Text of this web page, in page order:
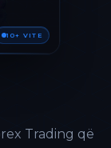
10+ VITE
Trading që